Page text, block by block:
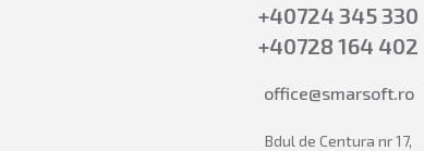
+40724 345 330
+40728 164 402
office@smarsoft.ro
Bdul de Centura nr 17,